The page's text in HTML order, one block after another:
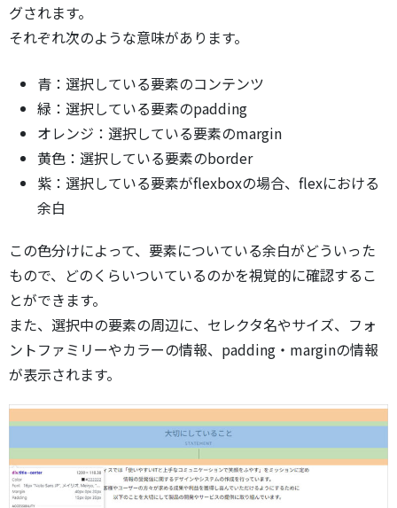
グされます。
それぞれ次のような意味があります。
青：選択している要素のコンテンツ
緑：選択している要素のpadding
オレンジ：選択している要素のmargin
黄色：選択している要素のborder
紫：選択している要素がflexboxの場合、flexにおける
余白
この色分けによって、要素についている余白がどういった
もので、どのくらいついているのかを視覚的に確認するこ
とができます。
また、選択中の要素の周辺に、セレクタ名やサイズ、フォ
ントファミリーやカラーの情報、padding・marginの情報
が表示されます。